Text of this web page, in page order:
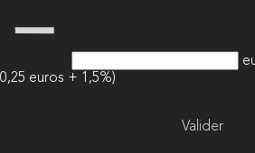
0,25 euros + 1,5%)
Valider